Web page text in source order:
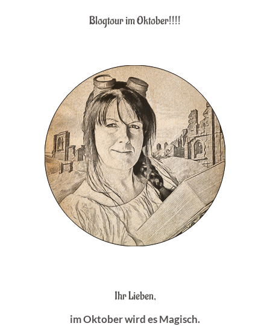
Blogtour im Oktober!!!!
Ihr Lieben,
im Oktober wird es Magisch.